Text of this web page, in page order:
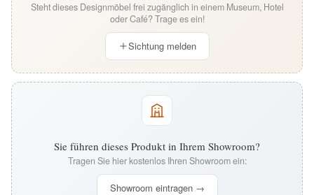
Steht dieses Designmöbel frei zugänglich in einem Museum, Hotel
oder Café? Trage es ein!
Sichtung melden
Sie führen dieses Produkt in Ihrem Showroom?
Tragen Sie hier kostenlos Ihren Showroom ein:
Showroom eintragen →